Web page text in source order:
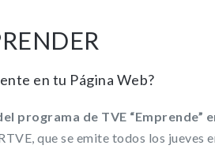
en tu Página Web?
programa de TVE “Emprende”
que se emite todos los